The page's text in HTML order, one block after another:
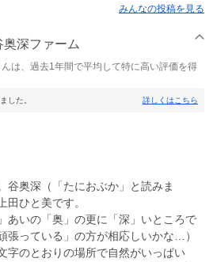
みんなの投稿を見る
奥深ファーム
は、過去1年間で平均して特に高い評価を得
した。 詳しくはこちら
奥深（「たにおぶか」と読みま
田ひと美です。
あいの「奥」の更に「深」いところで
張っている」の方が相応しいかな…）
字のとおりの場所で自然がいっぱい